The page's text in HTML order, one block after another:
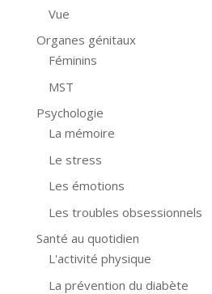
Vue
Organes génitaux
Féminins
MST
Psychologie
La mémoire
Le stress
Les émotions
Les troubles obsessionnels
Santé au quotidien
L'activité physique
La prévention du diabète